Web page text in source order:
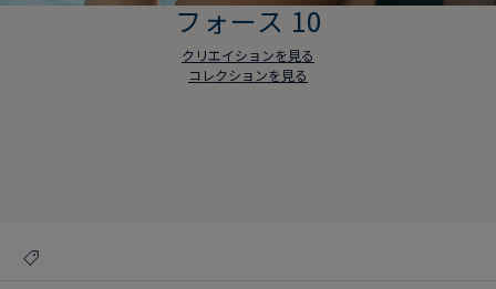
フォース 10
クリエイションを見る
コレクションを見る